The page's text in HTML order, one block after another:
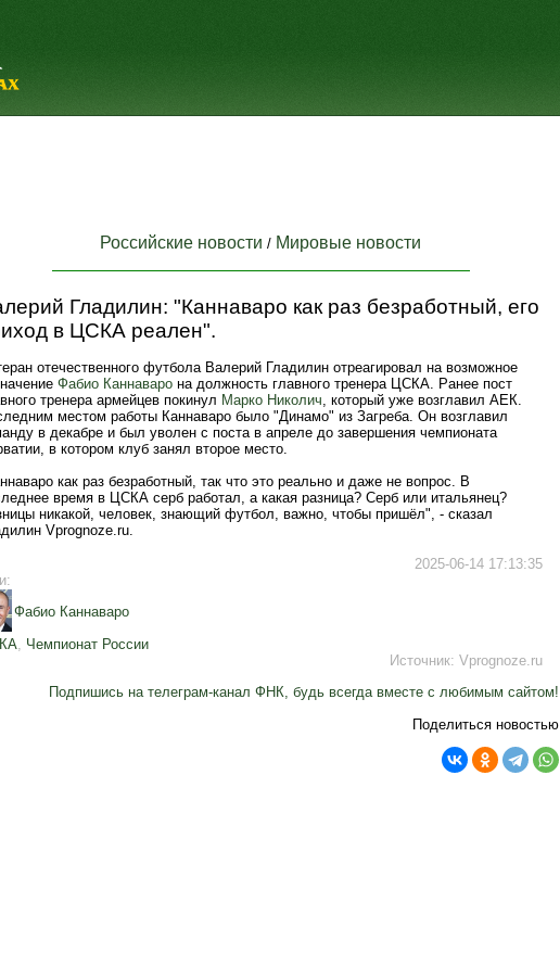
Российские новости / Мировые новости
Гладилин: "Каннаваро как раз безработный, его
в ЦСКА реален".
отечественного футбола Валерий Гладилин отреагировал на возможное
Фабио Каннаваро на должность главного тренера ЦСКА. Ранее пост
тренера армейцев покинул Марко Николич, который уже возглавил АЕК.
местом работы Каннаваро было "Динамо" из Загреба. Он возглавил
в декабре и был уволен с поста в апреле до завершения чемпионата
в котором клуб занял второе место.
как раз безработный, так что это реально и даже не вопрос. В
время в ЦСКА серб работал, а какая разница? Серб или итальянец?
никакой, человек, знающий футбол, важно, чтобы пришёл", - сказал
Vprognoze.ru.
2025-06-14 17:13:35
Фабио Каннаваро
, Чемпионат России
Источник: Vprognoze.ru
Подпишись на телеграм-канал ФНК, будь всегда вместе с любимым сайтом!
Поделиться новостью